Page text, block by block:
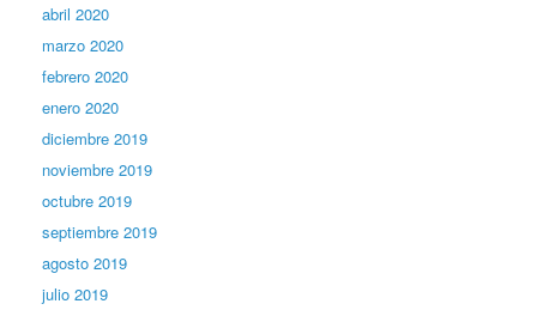
abril 2020
marzo 2020
febrero 2020
enero 2020
diciembre 2019
noviembre 2019
octubre 2019
septiembre 2019
agosto 2019
julio 2019